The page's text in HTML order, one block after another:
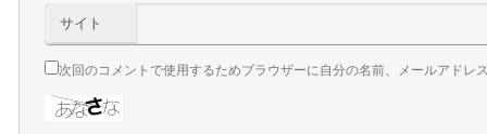
サイト
次回のコメントで使用するためブラウザーに自分の名前、メールアドレ